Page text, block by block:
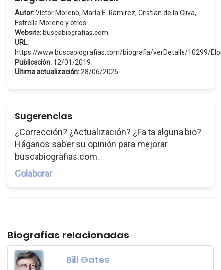
Autor:Víctor Moreno, María E. Ramírez, Cristian de la Oliva,
Estrella Moreno y otros
Website: buscabiografias.com
URL:
https://www.buscabiografias.com/biografia/verDetalle/10299/
Publicación: 12/01/2019
Última actualización:28/06/2026
Sugerencias
¿Corrección? ¿Actualización? ¿Falta alguna bio?
Háganos saber su opinión para mejorar
buscabiografias.com.
Colaborar
Biografías relacionadas
Bill Gates